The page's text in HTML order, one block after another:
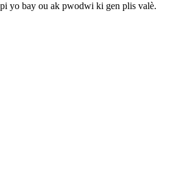
yo bay ou ak pwodwi ki gen plis valè.